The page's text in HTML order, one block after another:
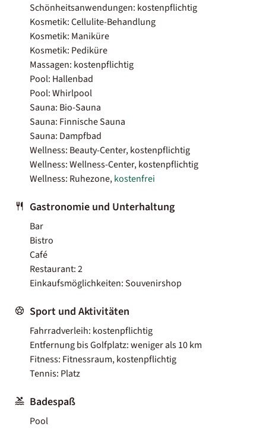
Schönheitsanwendungen: kostenpflichtig
Kosmetik: Cellulite-Behandlung
Kosmetik: Maniküre
Kosmetik: Pediküre
Massagen: kostenpflichtig
Pool: Hallenbad
Pool: Whirlpool
Sauna: Bio-Sauna
Sauna: Finnische Sauna
Sauna: Dampfbad
Wellness: Beauty-Center, kostenpflichtig
Wellness: Wellness-Center, kostenpflichtig
Wellness: Ruhezone,kostenfrei
Gastronomie und Unterhaltung
Bar
Bistro
Café
Restaurant: 2
Einkaufsmöglichkeiten: Souvenirshop
Sport und Aktivitäten
Fahrradverleih: kostenpflichtig
Entfernung bis Golfplatz: weniger als 10 km
Fitness: Fitnessraum, kostenpflichtig
Tennis: Platz
Badespaß
Pool